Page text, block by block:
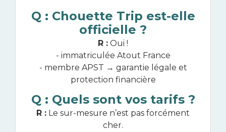
Q : Chouette Trip est-elle
officielle ?
R : Oui !
- immatriculée Atout France
- membre APST → garantie légale et
protection financière
Q : Quels sont vos tarifs ?
R : Le sur-mesure n’est pas forcément
cher.